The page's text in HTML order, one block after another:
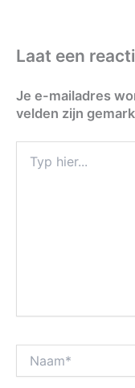
Laat een
Je e-mailadres
velden zijn
hier...